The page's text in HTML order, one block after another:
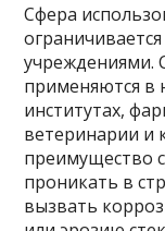
Сфера
учреждениями.
применяются в
институтах,
ветеринарии и
преимущество
проникать в
вызвать